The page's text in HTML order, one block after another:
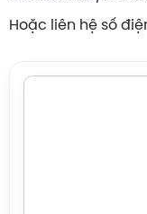
Hoặc liên hệ số